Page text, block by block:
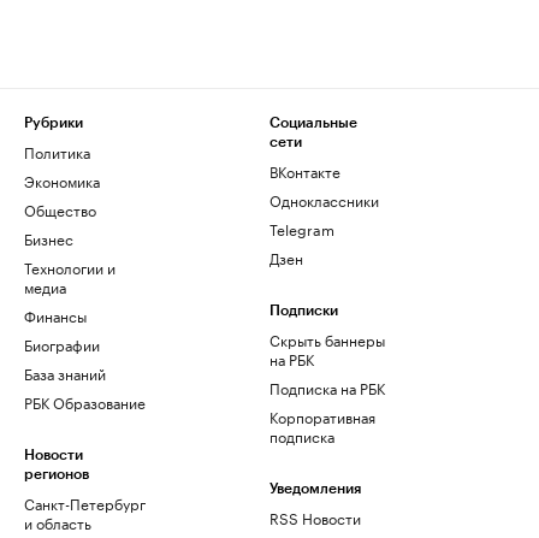
Рубрики
Политика
Экономика
Общество
Бизнес
Технологии и
медиа
Финансы
Биографии
База знаний
РБК Образование
Новости
регионов
Санкт-Петербург
и область
Социальные
сети
ВКонтакте
Одноклассники
Telegram
Дзен
Подписки
Скрыть баннеры
на РБК
Подписка на РБК
Корпоративная
подписка
Уведомления
RSS Новости